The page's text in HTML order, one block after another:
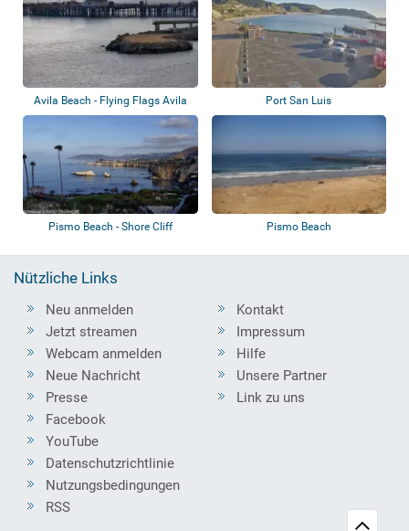
Avila Beach - Flying Flags Avila
Beach
Port San Luis
Pismo Beach - Shore Cliff Pismo Beach
Nützliche Links
Neu anmelden
Jetzt streamen
Webcam anmelden
Neue Nachricht
Presse
Kontakt
Impressum
Hilfe
Unsere Partner
Link zu uns
Facebook
YouTube
Datenschutzrichtlinie
Nutzungsbedingungen
RSS